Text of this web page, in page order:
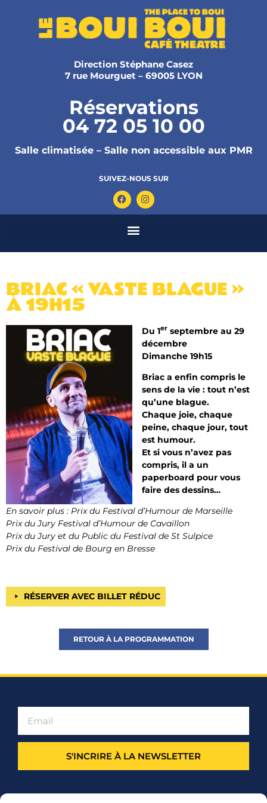
Direction Stéphane Casez
7 rue Mourguet – 69005 LYON
Réservations
04 72 05 10 00
Salle climatisée – Salle non accessible aux PMR
SUIVEZ-NOUS SUR
BRIAC « VASTE BLAGUE »
À 19H15
Du 1er septembre au 29
décembre
Dimanche 19h15
Briac a enfin compris le
sens de la vie : tout n’est
qu’une blague.
Chaque joie, chaque
peine, chaque jour, tout
est humour.
Et si vous n’avez pas
compris, il a un
paperboard pour vous
faire des dessins…
En savoir plus : Prix du Festival d’Humour de Marseille
Prix du Jury Festival d’Humour de Cavaillon
Prix du Jury et du Public du Festival de St Sulpice
Prix du Festival de Bourg en Bresse
RÉSERVER AVEC BILLET RÉDUC
RETOUR À LA PROGRAMMATION
S'INCRIRE À LA NEWSLETTER